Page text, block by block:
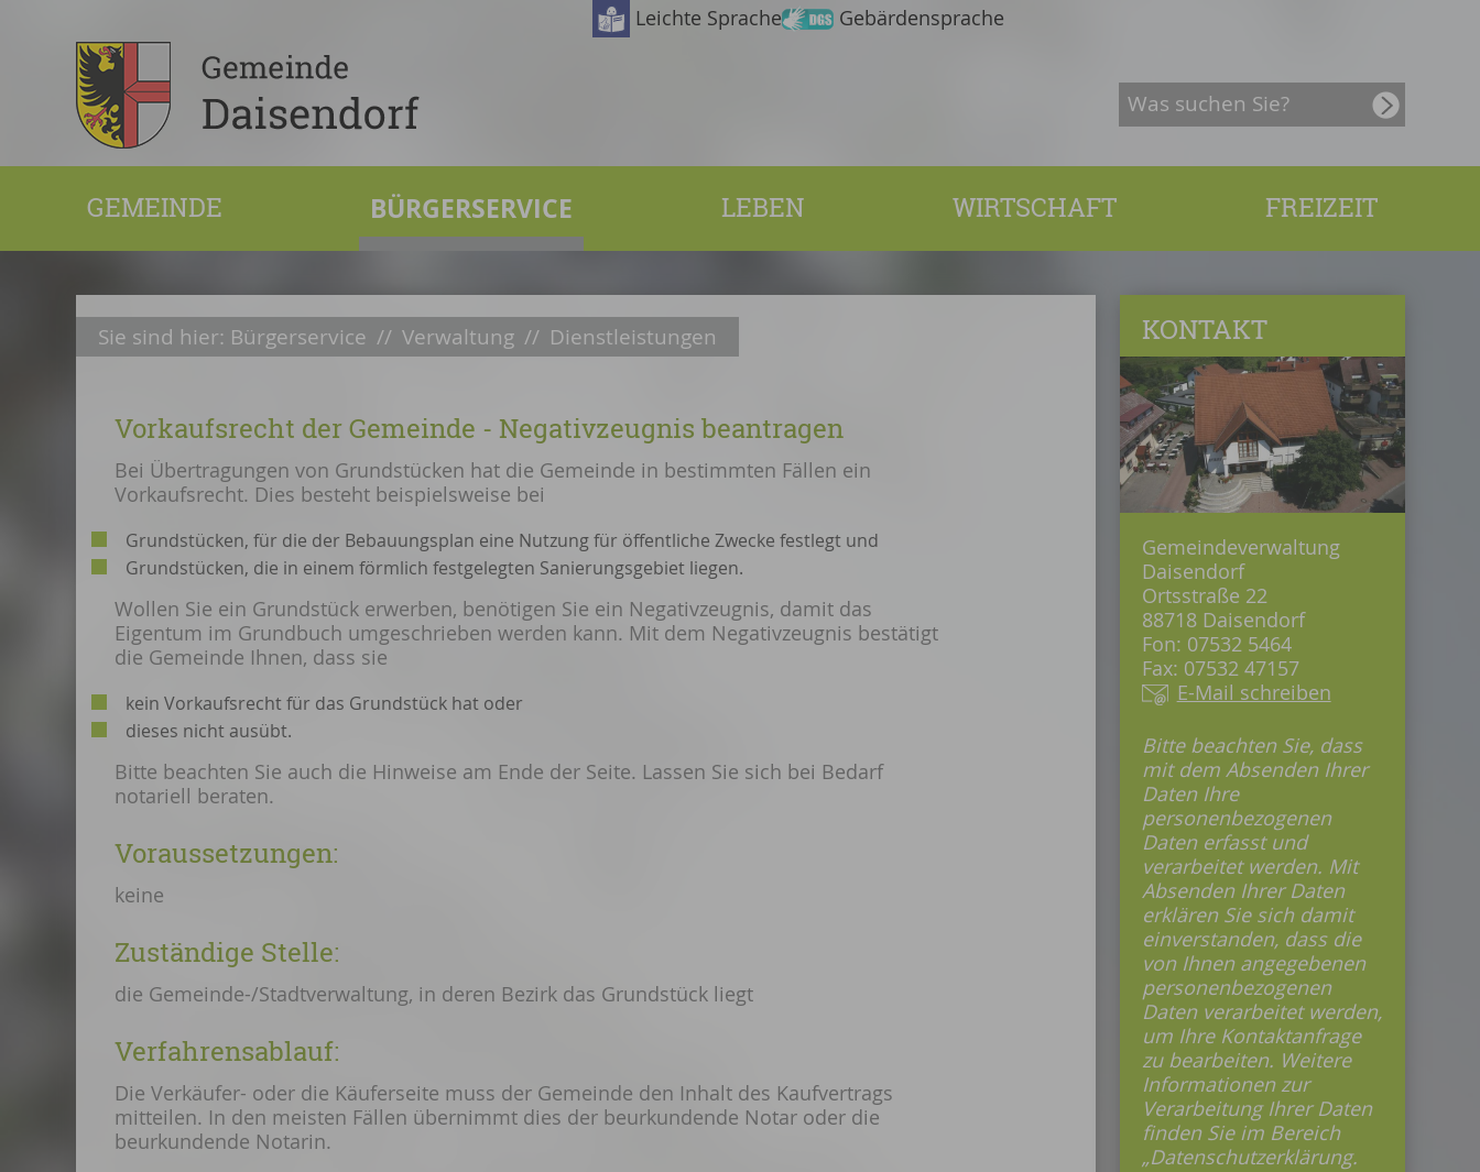
Leichte Sprache Gebärdensprache
GEMEINDE BÜRGERSERVICE LEBEN WIRTSCHAFT FREIZEIT
Sie sind hier: Bürgerservice // Verwaltung// Dienstleistungen
Vorkaufsrecht der Gemeinde - Negativzeugnis beantragen
Bei Übertragungen von Grundstücken hat die Gemeinde in bestimmten Fällen ein
Vorkaufsrecht. Dies besteht beispielsweise bei
Grundstücken, für die der Bebauungsplan eine Nutzung für öffentliche Zwecke festlegt und
Grundstücken, die in einem förmlich festgelegten Sanierungsgebiet liegen.
Wollen Sie ein Grundstück erwerben, benötigen Sie ein Negativzeugnis, damit das
Eigentum im Grundbuch umgeschrieben werden kann. Mit dem Negativzeugnis bestätigt
die Gemeinde Ihnen, dass sie
kein Vorkaufsrecht für das Grundstück hat oder
dieses nicht ausübt.
Bitte beachten Sie auch die Hinweise am Ende der Seite. Lassen Sie sich bei Bedarf
notariell beraten.
Voraussetzungen:
keine
Zuständige Stelle:
die Gemeinde-/Stadtverwaltung, in deren Bezirk das Grundstück liegt
Verfahrensablauf:
Die Verkäufer- oder die Käuferseite muss der Gemeinde den Inhalt des Kaufvertrags
mitteilen. In den meisten Fällen übernimmt dies der beurkundende Notar oder die
beurkundende Notarin.
KONTAKT
Gemeindeverwaltung
Daisendorf
Ortsstraße 22
88718 Daisendorf
Fon: 07532 5464
Fax: 07532 47157
E-Mail schreiben
Bitte beachten Sie, dass
mit dem Absenden Ihrer
Daten Ihre
personenbezogenen
Daten erfasst und
verarbeitet werden. Mit
Absenden Ihrer Daten
erklären Sie sich damit
einverstanden, dass die
von Ihnen angegebenen
personenbezogenen
Daten verarbeitet werden,
um Ihre Kontaktanfrage
zu bearbeiten. Weitere
Informationen zur
Verarbeitung Ihrer Daten
finden Sie im Bereich
„Datenschutzerklärung.